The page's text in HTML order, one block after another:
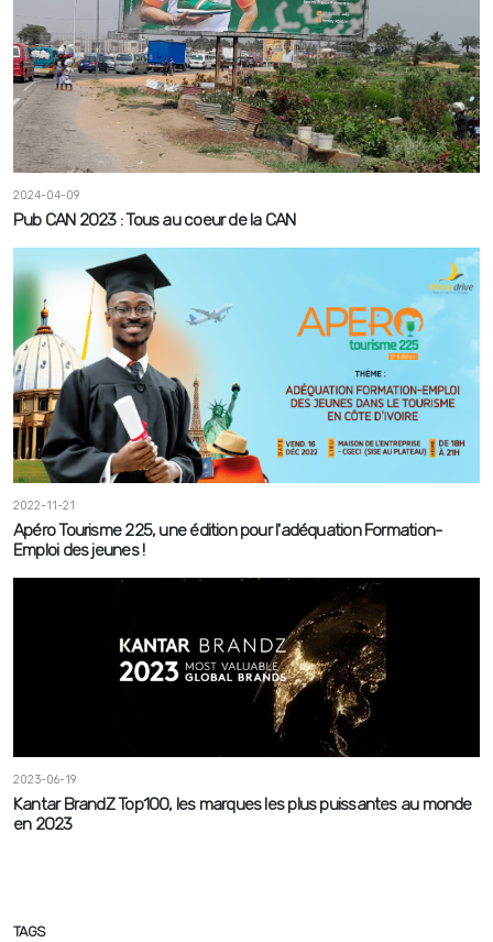
2024-04-09
Pub CAN 2023 : Tous au coeur de la CAN
2022-11-21
Apéro Tourisme 225, une édition pour l'adéquation Formation-
Emploi des jeunes !
2023-06-19
Kantar BrandZ Top100, les marques les plus puissantes au monde
en 2023
TAGS